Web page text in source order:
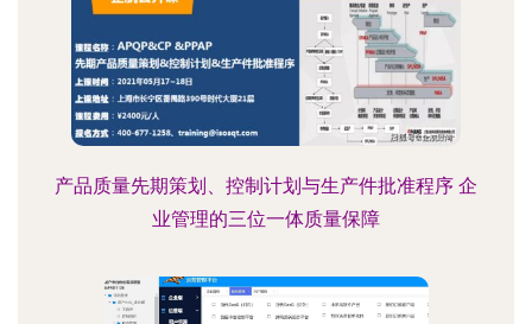
产品质量先期策划、控制计划与生产件批准程序 企
业管理的三位一体质量保障